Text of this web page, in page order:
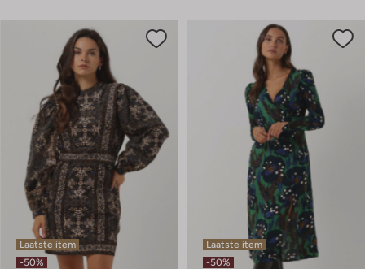
Laatste item
-50%
Laatste item
-50%